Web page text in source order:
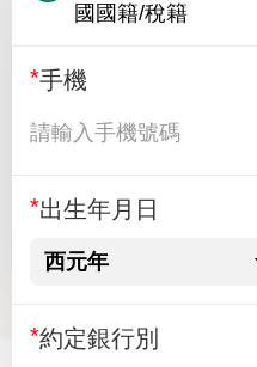
國國籍/稅籍
手機
出生年月日
約定銀行別